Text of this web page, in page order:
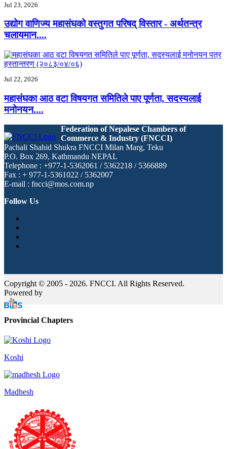
Jul 23, 2026
उद्योग वाणिज्य महासंघको वस्तुगत परिषद् विस्तार - अर्थतन्त्र
चलायमान....
Jul 22, 2026
महासंघका आठ वटा विषयगत समितिले पाए पूर्णता, सदस्यलाई
मनोनयन....
Federation of Nepalese Chambers of
Commerce & Industry (FNCCI)
Pachali Shahid Shukra FNCCI Milan Marg, Teku
P.O. Box 269, Kathmandu NEPAL
Telephone : +977-1-5362061 / 5362218 / 5366889
Fax : + 977-1-5361022 / 5362007
E-mail : fncci@mos.com.np
Follow Us
Copyright © 2005 - 2026. FNCCI. All Rights Reserved.
Powered by
Provincial Chapters
Koshi
Madhesh